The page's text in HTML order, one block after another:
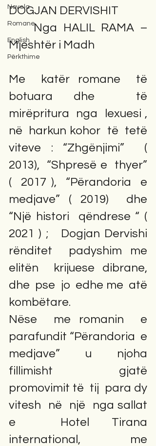
Novela
Romane
English
Përkthime
DOGJAN DERVISHIT
    Nga HALIL RAMA –
Mjeshtër i Madh
Me  katër romane  të
botuara dhe  të
mirëpritura  nga  lexuesi ,
në  harkun kohor  të  tetë
viteve : “Zhgënjimi”  (
2013),  “Shpresë e  thyer”
(  2017 ),  “Përandoria  e
medjave” ( 2019)  dhe
“Një histori  qëndrese “ (
2021 ) ;   Dogjan Dervishi
rënditet  padyshim me
elitën  krijuese dibrane,
dhe  pse  jo  edhe me  atë
kombëtare.
Nëse  me romanin  e
parafundit “Përandoria  e
medjave”  u  njoha
fillimisht  gjatë
promovimit të  tij  para dy
vitesh  në  një  nga sallat
e  Hotel Tirana
international,  me